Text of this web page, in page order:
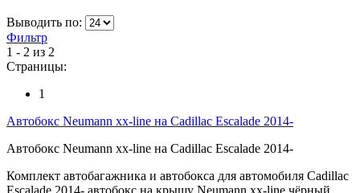
Выводить по:
Фильтр
1 - 2 из 2
Страницы:
1
Автобокс Neumann xx-line на Cadillac Escalade 2014-
Автобокс Neumann xx-line на Cadillac Escalade 2014-
Комплект автобагажника и автобокса для автомобиля Cadillac
Escalade 2014- автобокс на крышу Neumann xx-line чёрный